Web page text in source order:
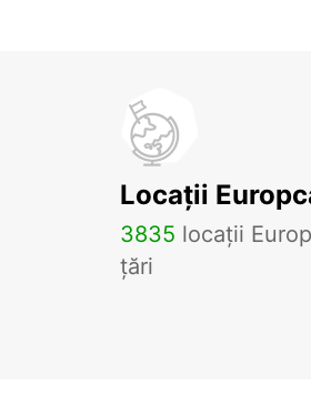
Locații
3835 locații
țări